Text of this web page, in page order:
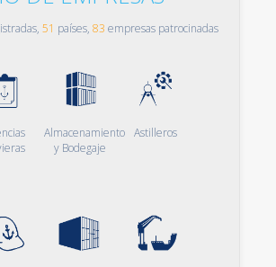
51 países, 83 empresas patrocinadas
Almacenamiento
y Bodegaje
Astilleros